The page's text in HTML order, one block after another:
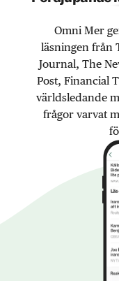
Omni Mer
läsningen från
Journal, The
Post, Financial
världsledande
frågor varvat